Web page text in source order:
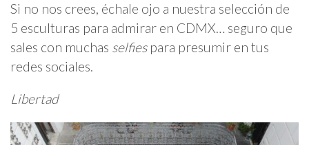
Si no nos crees, échale ojo a nuestra selección de
5 esculturas para admirar en CDMX… seguro que
sales con muchas selfiespara presumir en tus
redes sociales.
Libertad